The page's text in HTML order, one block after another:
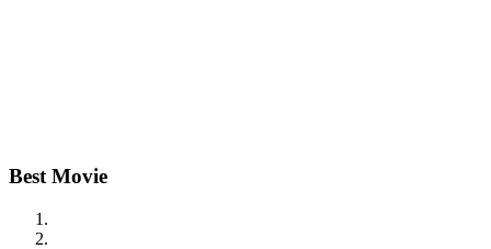
Best Movie